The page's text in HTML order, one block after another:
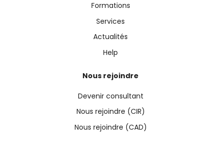
Formations
Services
Actualités
Help
Nous rejoindre
Devenir consultant
Nous rejoindre (CIR)
Nous rejoindre (CAD)